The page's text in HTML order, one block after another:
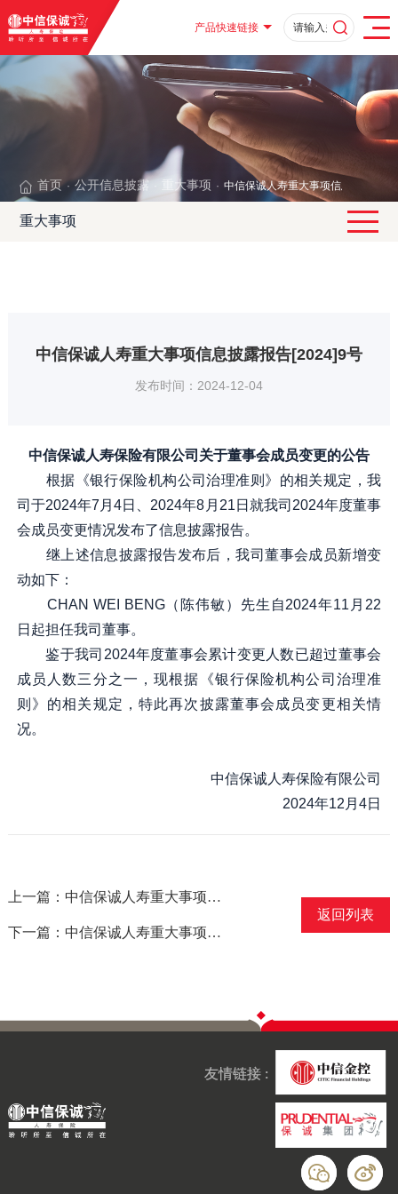
产品快速链接
首页 · 公开信息披露 重大事项 · 中信保诚人寿重大事项信息披露报
重大事项
中信保诚人寿重大事项信息披露报告[2024]9号
发布时间：2024-12-04
中信保诚人寿保险有限公司关于董事会成员变更的公告
根据《银行保险机构公司治理准则》的相关规定，我
司于2024年7月4日、2024年8月21日就我司2024年度董事
会成员变更情况发布了信息披露报告。
继上述信息披露报告发布后，我司董事会成员新增变
动如下：
CHAN WEI BENG（陈伟敏）先生自2024年11月22
日起担任我司董事。
鉴于我司2024年度董事会累计变更人数已超过董事会
成员人数三分之一，现根据《银行保险机构公司治理准
则》的相关规定，特此再次披露董事会成员变更相关情
况。
中信保诚人寿保险有限公司
2024年12月4日
上一篇：中信保诚人寿重大事项信息披露报告[2024]10号
下一篇：中信保诚人寿重大事项信息披露报告[2024]8号
返回列表
友情链接 :